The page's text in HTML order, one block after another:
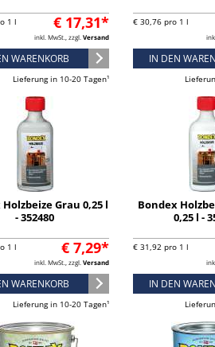
€ 17,31*
1 l
inkl. MwSt., zzgl. Versand
WARENKORB
Lieferung in 10-20 Tagen¹
€ 30,76 pro 1 l
IN DEN
Grau 0,25 l
- 352480
€ 7,29*
1 l
inkl. MwSt., zzgl. Versand
WARENKORB
Lieferung in 10-20 Tagen¹
Bondex
0,25 l -
€ 31,92 pro 1 l
IN DEN